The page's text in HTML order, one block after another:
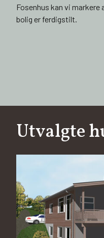
Fosenhus kan vi
bolig er ferdigstilt.
Utvalgte